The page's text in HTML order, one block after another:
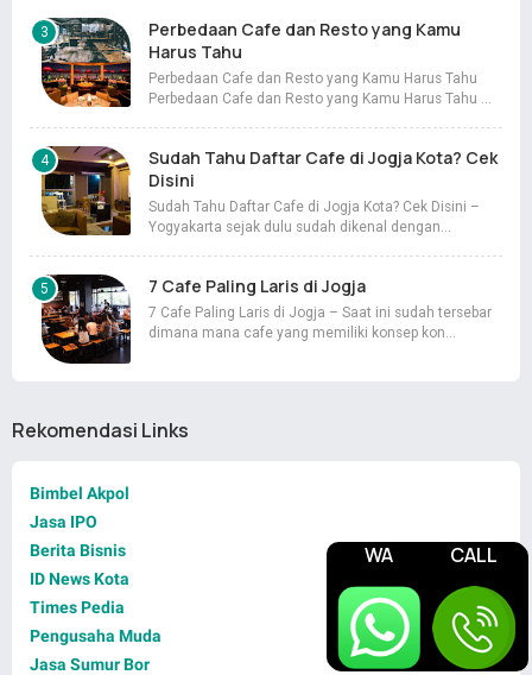
WA CALL
Perbedaan Cafe dan Resto yang Kamu
Harus Tahu
Perbedaan Cafe dan Resto yang Kamu Harus Tahu
Perbedaan Cafe dan Resto yang Kamu Harus Tahu …
Sudah Tahu Daftar Cafe di Jogja Kota? Cek
Disini
Sudah Tahu Daftar Cafe di Jogja Kota? Cek Disini –
Yogyakarta sejak dulu sudah dikenal dengan…
7 Cafe Paling Laris di Jogja
7 Cafe Paling Laris di Jogja – Saat ini sudah tersebar
dimana mana cafe yang memiliki konsep kon…
Rekomendasi Links
Bimbel Akpol
Jasa IPO
Berita Bisnis
ID News Kota
Times Pedia
Pengusaha Muda
Jasa Sumur Bor